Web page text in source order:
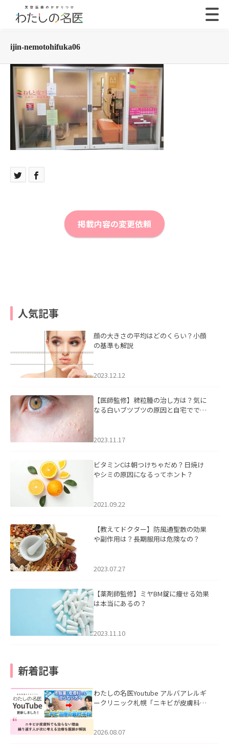
ijin-nemotohifuka06
掲載内容の変更依頼
人気記事
顔の大きさの平均はどのくらい？小顔
の基準も解説
2023.12.12
【医師監修】稗粒腫の治し方は？気に
なる白いブツブツの原因と自宅ででき
2023.11.17
ビタミンCは朝つけちゃだめ？日焼け
やシミの原因になるってホント？
2021.09.22
【教えてドクター】防風通聖散の効果
や副作用は？長期服用は危険なの？
2023.07.27
【薬剤師監修】ミヤBM錠に痩せる効果
は本当にあるの？
2023.11.10
新着記事
わたしの名医Youtube アルバアレルギ
ークリニック札幌「ニキビが皮膚科で
ました。
2026.08.07